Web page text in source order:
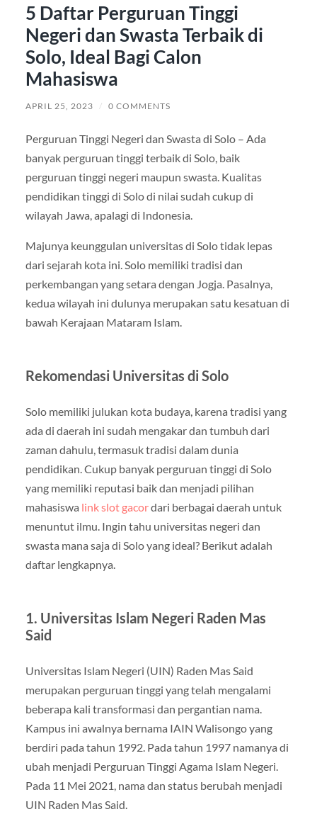
5 Daftar Perguruan Tinggi
Negeri dan Swasta Terbaik di
Solo, Ideal Bagi Calon
Mahasiswa
APRIL 25, 2023 / 0 COMMENTS
Perguruan Tinggi Negeri dan Swasta di Solo – Ada
banyak perguruan tinggi terbaik di Solo, baik
perguruan tinggi negeri maupun swasta. Kualitas
pendidikan tinggi di Solo di nilai sudah cukup di
wilayah Jawa, apalagi di Indonesia.
Majunya keunggulan universitas di Solo tidak lepas
dari sejarah kota ini. Solo memiliki tradisi dan
perkembangan yang setara dengan Jogja. Pasalnya,
kedua wilayah ini dulunya merupakan satu kesatuan di
bawah Kerajaan Mataram Islam.
Rekomendasi Universitas di Solo
Solo memiliki julukan kota budaya, karena tradisi yang
ada di daerah ini sudah mengakar dan tumbuh dari
zaman dahulu, termasuk tradisi dalam dunia
pendidikan. Cukup banyak perguruan tinggi di Solo
yang memiliki reputasi baik dan menjadi pilihan
mahasiswa link slot gacordari berbagai daerah untuk
menuntut ilmu. Ingin tahu universitas negeri dan
swasta mana saja di Solo yang ideal? Berikut adalah
daftar lengkapnya.
1. Universitas Islam Negeri Raden Mas
Said
Universitas Islam Negeri (UIN) Raden Mas Said
merupakan perguruan tinggi yang telah mengalami
beberapa kali transformasi dan pergantian nama.
Kampus ini awalnya bernama IAIN Walisongo yang
berdiri pada tahun 1992. Pada tahun 1997 namanya di
ubah menjadi Perguruan Tinggi Agama Islam Negeri.
Pada 11 Mei 2021, nama dan status berubah menjadi
UIN Raden Mas Said.